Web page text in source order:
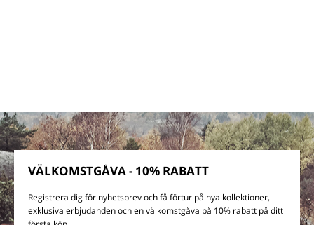
VÄLKOMSTGÅVA - 10% RABATT
Registrera dig för nyhetsbrev och få förtur på nya kollektioner,
exklusiva erbjudanden och en välkomstgåva på 10% rabatt på ditt